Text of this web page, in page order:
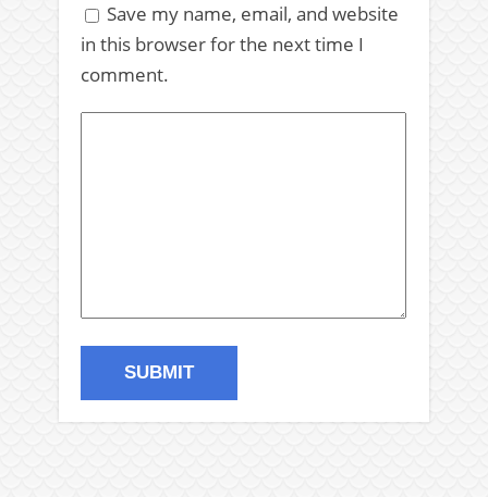
Save my name, email, and website
in this browser for the next time I
comment.